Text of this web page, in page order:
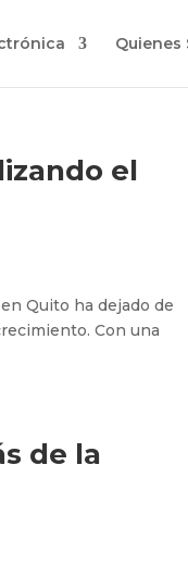
Quienes
el
Quito ha dejado de
Con una
de la